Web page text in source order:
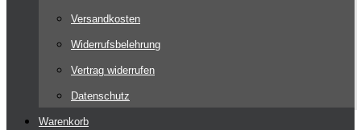
Versandkosten
Widerrufsbelehrung
Vertrag widerrufen
Datenschutz
Warenkorb